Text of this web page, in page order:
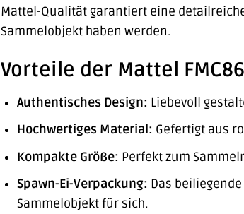
Mattel-Qualität garantiert eine
Sammelobjekt haben werden.
Vorteile der Mattel
Authentisches Design: Liebevoll
Hochwertiges Material: Gefertigt aus
Kompakte Größe: Perfekt zum
Spawn-Ei-Verpackung: Das
Sammelobjekt für sich.